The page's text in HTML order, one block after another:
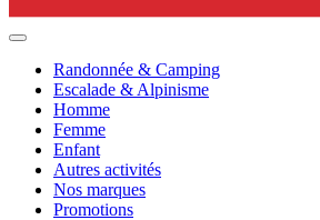
Randonnée & Camping
Escalade & Alpinisme
Homme
Femme
Enfant
Autres activités
Nos marques
Promotions